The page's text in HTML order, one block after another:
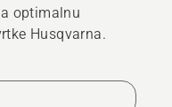
optimalnu
Husqvarna.